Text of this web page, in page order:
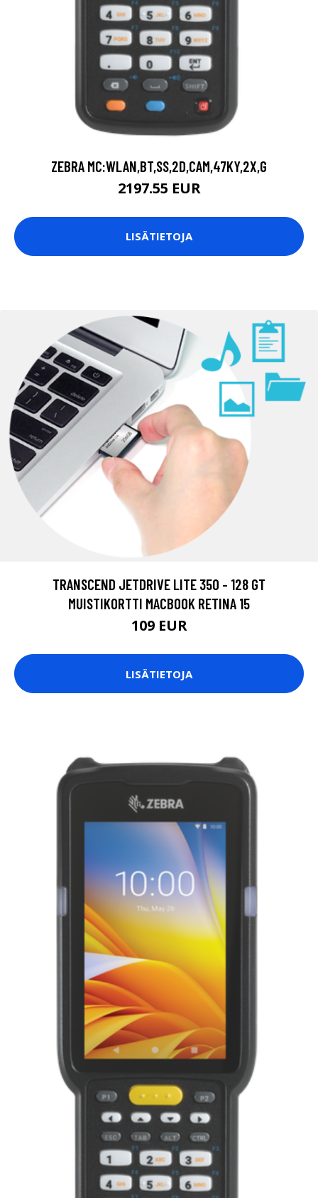
ZEBRA MC:WLAN,BT,SS,2D,CAM,47KY,2X,G
2197.55 EUR
LISÄTIETOJA
TRANSCEND JETDRIVE LITE 350 - 128 GT
MUISTIKORTTI MACBOOK RETINA 15
109 EUR
LISÄTIETOJA